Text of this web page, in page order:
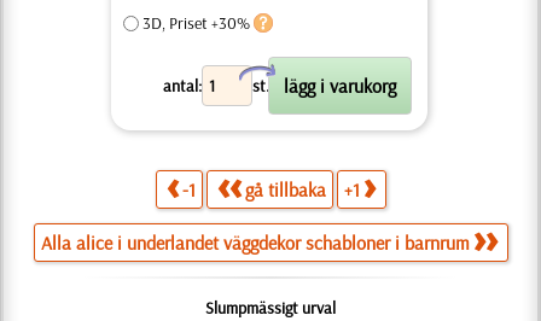
3D, Priset +30%
antal: st.
X
-1 gå tillbaka +1
Alla alice i underlandet väggdekor schabloner i barnrum
Slumpmässigt urval